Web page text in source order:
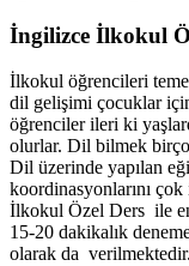
İngilizce İlkokul
İlkokul öğrencileri
dil gelişimi çocuklar
öğrenciler ileri ki
olurlar. Dil bilmek
Dil üzerinde yapılan
koordinasyonlarını
İlkokul Özel Ders ile
15-20 dakikalık
olarak da